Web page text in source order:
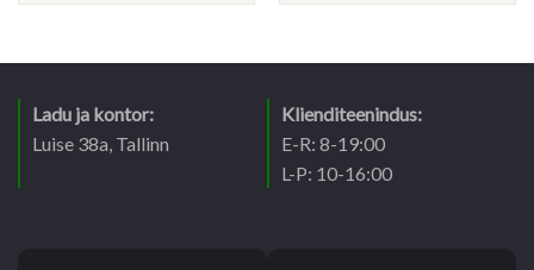
Ladu ja kontor:
Luise 38a, Tallinn
Klienditeenindus:
E-R: 8-19:00
L-P: 10-16:00